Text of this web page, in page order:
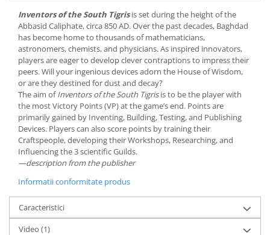
Inventors of the South Tigrisis set during the height of the
Abbasid Caliphate, circa 850 AD. Over the past decades, Baghdad
has become home to thousands of mathematicians,
astronomers, chemists, and physicians. As inspired innovators,
players are eager to develop clever contraptions to impress their
peers. Will your ingenious devices adorn the House of Wisdom,
or are they destined for dust and decay?
The aim ofInventors of the South Tigrisis to be the player with
the most Victory Points (VP) at the game’s end. Points are
primarily gained by Inventing, Building, Testing, and Publishing
Devices. Players can also score points by training their
Craftspeople, developing their Workshops, Researching, and
Influencing the 3 scientific Guilds.
—description from the publisher
Informatii conformitate produs
Caracteristici
Video (1)